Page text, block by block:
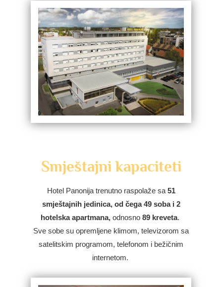
Smještajni kapaciteti
Hotel Panonija trenutno raspolaže sa 51
smještajnih jedinica, od čega 49 soba i 2
hotelska apartmana, odnosno 89 kreveta.
Sve sobe su opremljene klimom, televizorom sa
satelitskim programom, telefonom i bežičnim
internetom.